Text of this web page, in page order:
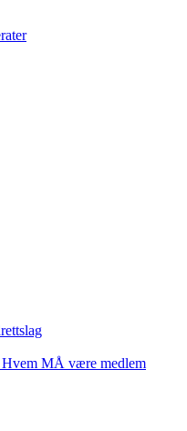
MÅ være medlem